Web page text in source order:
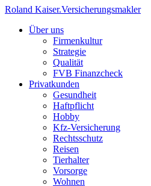
Roland Kaiser.Versicherungsmakler
Über uns
Firmenkultur
Strategie
Qualität
FVB Finanzcheck
Privatkunden
Gesundheit
Haftpflicht
Hobby
Kfz-Versicherung
Rechtsschutz
Reisen
Tierhalter
Vorsorge
Wohnen